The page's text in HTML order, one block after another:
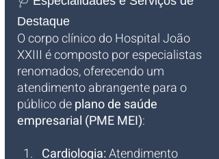
Destaque
O corpo clínico do Hospital João
XXIII é composto por especialistas
renomados, oferecendo um
atendimento abrangente para o
público de plano de saúde
empresarial (PME MEI):
Cardiologia: Atendimento